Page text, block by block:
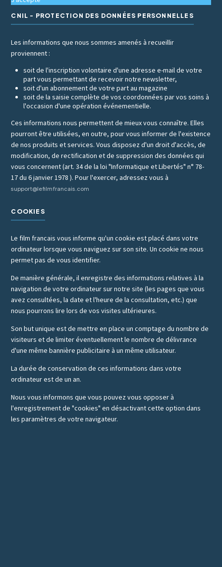
CNIL - PROTECTION DES DONNÉES PERSONNELLES
Les informations que nous sommes amenés à recueillir
proviennent :
soit de l'inscription volontaire d'une adresse e-mail de votre
part vous permettant de recevoir notre newsletter,
soit d'un abonnement de votre part au magazine
soit de la saisie complète de vos coordonnées par vos soins à
l'occasion d'une opération événementielle.
Ces informations nous permettent de mieux vous connaître. Elles
pourront être utilisées, en outre, pour vous informer de l'existence
de nos produits et services. Vous disposez d'un droit d'accès, de
modification, de rectification et de suppression des données qui
vous concernent (art. 34 de la loi "Informatique et Libertés" n° 78-
17 du 6 janvier 1978 ). Pour l'exercer, adressez vous à
support@lefilmfrancais.com
COOKIES
Le film francais vous informe qu'un cookie est placé dans votre
ordinateur lorsque vous naviguez sur son site. Un cookie ne nous
permet pas de vous identifier.
De manière générale, il enregistre des informations relatives à la
navigation de votre ordinateur sur notre site (les pages que vous
avez consultées, la date et l'heure de la consultation, etc.) que
nous pourrons lire lors de vos visites ultérieures.
Son but unique est de mettre en place un comptage du nombre de
visiteurs et de limiter éventuellement le nombre de délivrance
d'une même bannière publicitaire à un même utilisateur.
La durée de conservation de ces informations dans votre
ordinateur est de un an.
Nous vous informons que vous pouvez vous opposer à
l'enregistrement de "cookies" en désactivant cette option dans
les paramètres de votre navigateur.